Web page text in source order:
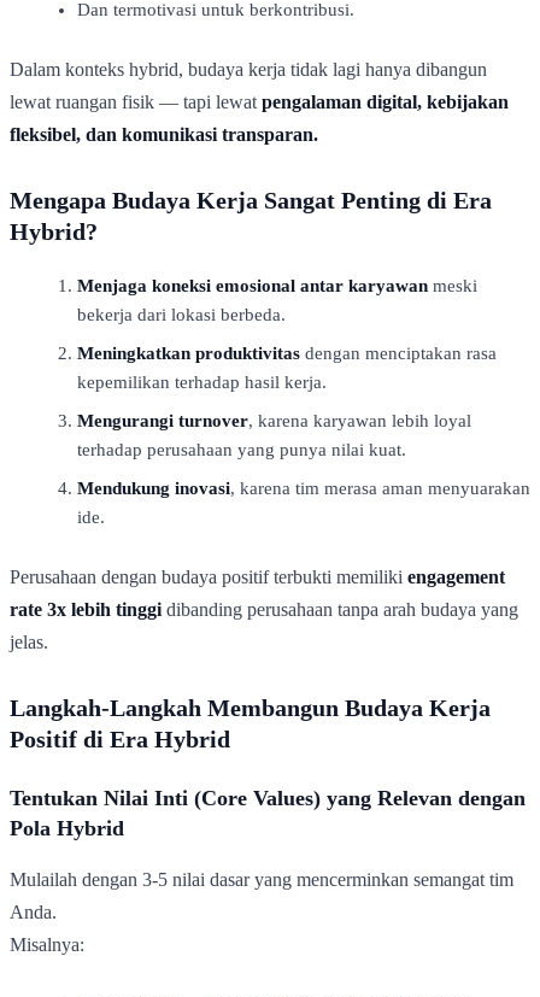
Dan termotivasi untuk berkontribusi.
Dalam konteks hybrid, budaya kerja tidak lagi hanya dibangun
lewat ruangan fisik — tapi lewat pengalaman digital, kebijakan
fleksibel, dan komunikasi transparan.
Mengapa Budaya Kerja Sangat Penting di Era
Hybrid?
Menjaga koneksi emosional antar karyawan meski
bekerja dari lokasi berbeda.
Meningkatkan produktivitas dengan menciptakan rasa
kepemilikan terhadap hasil kerja.
Mengurangi turnover, karena karyawan lebih loyal
terhadap perusahaan yang punya nilai kuat.
Mendukung inovasi, karena tim merasa aman menyuarakan
ide.
Perusahaan dengan budaya positif terbukti memiliki engagement
rate 3x lebih tinggi dibanding perusahaan tanpa arah budaya yang
jelas.
Langkah-Langkah Membangun Budaya Kerja
Positif di Era Hybrid
Tentukan Nilai Inti (Core Values) yang Relevan dengan
Pola Hybrid
Mulailah dengan 3-5 nilai dasar yang mencerminkan semangat tim
Anda.
Misalnya: